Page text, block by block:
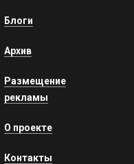
Блоги
Архив
Размещение
рекламы
О проекте
Контакты